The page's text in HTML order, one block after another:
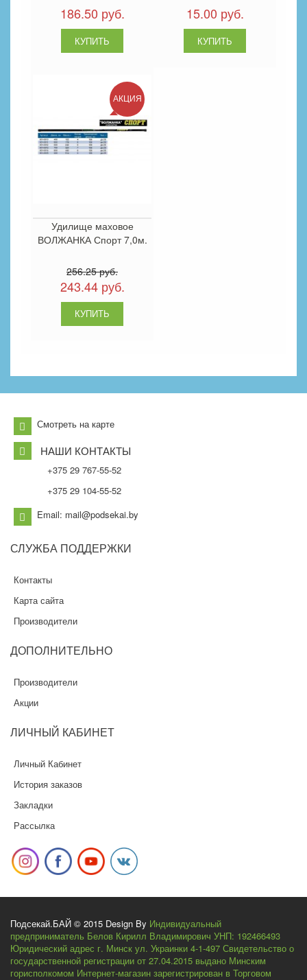
186.50 руб. 15.00 руб.
АКЦИЯ
Удилище маховое
ВОЛЖАНКА Спорт 7,0м.
256.25 руб.
243.44 руб.
Смотреть на карте
НАШИ КОНТАКТЫ
+375 29 767-55-52
+375 29 104-55-52
Email: mail@podsekai.by
СЛУЖБА ПОДДЕРЖКИ
Контакты
Карта сайта
Производители
ДОПОЛНИТЕЛЬНО
Производители
Акции
ЛИЧНЫЙ КАБИНЕТ
Личный Кабинет
История заказов
Закладки
Рассылка
Подсекай.БАЙ © 2015 Design By Индивидуальный
предприниматель Белов Кирилл Владимирович УНП: 192466493
Юридический адрес г. Минск ул. Украинки 4-1-497 Свидетельство о
государственной регистрации от 27.04.2015 выдано Минским
горисполкомом Интернет-магазин зарегистрирован в Торговом